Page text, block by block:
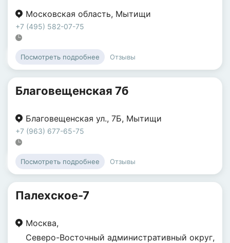
Московская область, Мытищи
+7 (495) 582-07-75
Посмотреть подробнее Отзывы
Благовещенская 7б
Благовещенская ул., 7Б, Мытищи
+7 (963) 677-65-75
Посмотреть подробнее Отзывы
Палехское-7
Москва,
Северо-Восточный административный округ,